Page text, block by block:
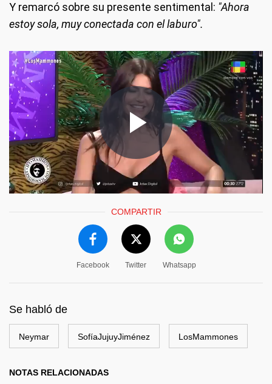
Y remarcó sobre su presente sentimental: "Ahora
estoy sola, muy conectada con el laburo".
COMPARTIR
Facebook Twitter Whatsapp
Se habló de
Neymar SofíaJujuyJiménez LosMammones
NOTAS RELACIONADAS